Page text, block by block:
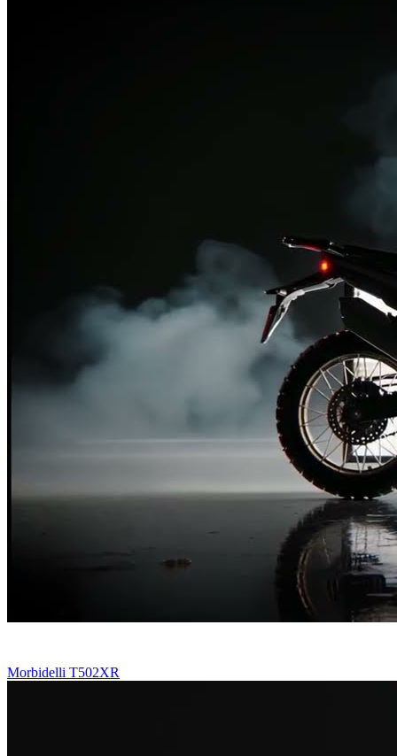
Morbidelli T502XR